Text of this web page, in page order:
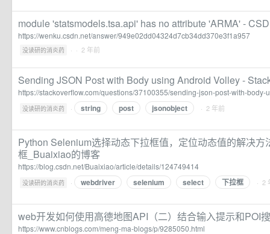
module 'statsmodels.tsa.api' has no attribute 'ARMA' -
https://wenku.csdn.net/answer/949e02dd04324d7cb34dd370e3f1a957
没读研的消炎药 · · 2 年前
Sending JSON Post with Body using Android Volley -
https://stackoverflow.com/questions/37100355/sending-json-post-with-
没读研的消炎药 · string post jsonobject · 2 年前
Python Selenium选择动态下拉框值，定位动态值的解决
框_Buaixiao的博客
https://blog.csdn.net/Buaixiao/article/details/124749414
没读研的消炎药 · webdriver selenium select 下拉框 · 2
web开发如何使用高德地图API（二）结合输入提示和POI
https://www.cnblogs.com/meng-ma-blogs/p/9285050.html